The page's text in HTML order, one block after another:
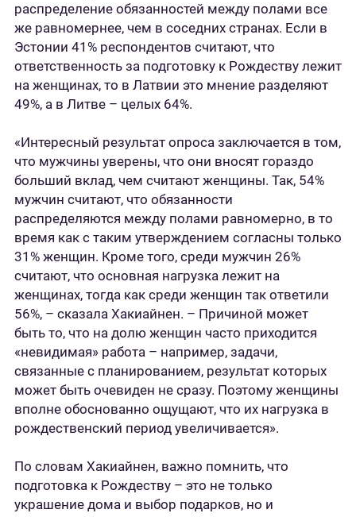
распределение обязанностей между полами все
же равномернее, чем в соседних странах. Если в
Эстонии 41% респондентов считают, что
ответственность за подготовку к Рождеству лежит
на женщинах, то в Латвии это мнение разделяют
49%, а в Литве – целых 64%.
«Интересный результат опроса заключается в том,
что мужчины уверены, что они вносят гораздо
больший вклад, чем считают женщины. Так, 54%
мужчин считают, что обязанности
распределяются между полами равномерно, в то
время как с таким утверждением согласны только
31% женщин. Кроме того, среди мужчин 26%
считают, что основная нагрузка лежит на
женщинах, тогда как среди женщин так ответили
56%, – сказала Хакиайнен. – Причиной может
быть то, что на долю женщин часто приходится
«невидимая» работа – например, задачи,
связанные с планированием, результат которых
может быть очевиден не сразу. Поэтому женщины
вполне обоснованно ощущают, что их нагрузка в
рождественский период увеличивается».
По словам Хакиайнен, важно помнить, что
подготовка к Рождеству – это не только
украшение дома и выбор подарков, но и